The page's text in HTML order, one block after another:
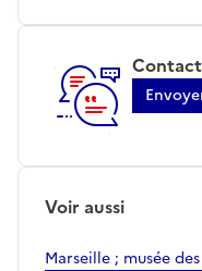
Voir aussi
Marseille ; musée